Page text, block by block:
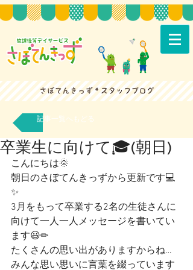
記事一覧へもどる
卒業生に向けて🎓(朝日)
こんにちは🌞
朝日のさぼてんきっずから更新です💻
✨
3月をもって卒業する2名の生徒さんに
向けて一人一人メッセージを書いてい
ます😃✏
たくさんの思い出がありますからね…
みんな思い思いに言葉を綴っています